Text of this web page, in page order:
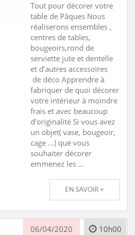
Tout pour décorer votre
table de Pâques Nous
réaliserons ensembles ,
centres de tables,
bougeoirs,rond de
serviette jute et dentelle
et d’autres accessoires
de déco Apprendre à
fabriquer de quoi décorer
votre intérieur à moindre
frais et avec beaucoup
d’originalité Si vous avez
un objet( vase, bougeoir,
cage …) que vous
souhaiter décorer
emmenez les …
EN SAVOIR +
06/04/2020 10h00